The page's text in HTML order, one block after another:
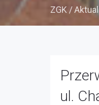
ZGK /
ul.